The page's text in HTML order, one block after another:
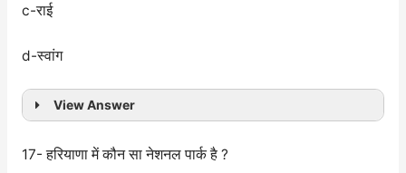
c-राई
d-स्वांग
View Answer
17- हरियाणा में कौन सा नेशनल पार्क है ?